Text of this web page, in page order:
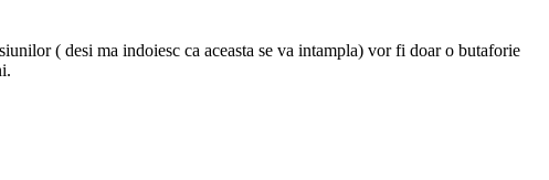
( desi ma indoiesc ca aceasta se va intampla) vor fi doar o butaforie